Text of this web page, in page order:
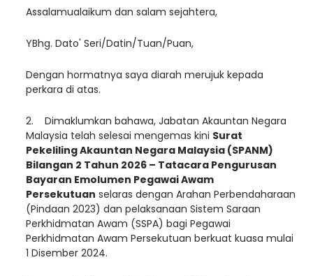
Assalamualaikum dan salam sejahtera,
YBhg. Dato' Seri/Datin/Tuan/Puan,
Dengan hormatnya saya diarah merujuk kepada
perkara di atas.
2. Dimaklumkan bahawa, Jabatan Akauntan Negara
Malaysia telah selesai mengemas kini Surat
Pekeliling Akauntan Negara Malaysia (SPANM)
Bilangan 2 Tahun 2026 – Tatacara Pengurusan
Bayaran Emolumen Pegawai Awam
Persekutuan selaras dengan Arahan Perbendaharaan
(Pindaan 2023) dan pelaksanaan Sistem Saraan
Perkhidmatan Awam (SSPA) bagi Pegawai
Perkhidmatan Awam Persekutuan berkuat kuasa mulai
1 Disember 2024.